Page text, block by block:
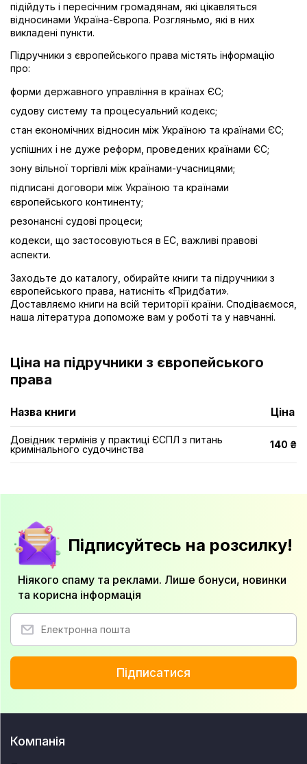
підійдуть і пересічним громадянам, які цікавляться
відносинами Україна-Європа. Розгляньмо, які в них
викладені пункти.
Підручники з європейського права містять інформацію
про:
форми державного управління в країнах ЄС;
судову систему та процесуальний кодекс;
стан економічних відносин між Україною та країнами ЄС;
успішних і не дуже реформ, проведених країнами ЄС;
зону вільної торгівлі між країнами-учасницями;
підписані договори між Україною та країнами
європейського континенту;
резонансні судові процеси;
кодекси, що застосовуються в ЕС, важливі правові
аспекти.
Заходьте до каталогу, обирайте книги та підручники з
європейського права, натисніть «Придбати».
Доставляємо книги на всій території країни. Сподіваємося,
наша література допоможе вам у роботі та у навчанні.
Ціна на підручники з європейського
права
Назва книги Ціна
Довідник термінів у практиці ЄСПЛ з питань
кримінального судочинства
140 ₴
Підписуйтесь на розсилку!
Ніякого спаму та реклами. Лише бонуси, новинки
та корисна інформація
Підписатися
Компанія